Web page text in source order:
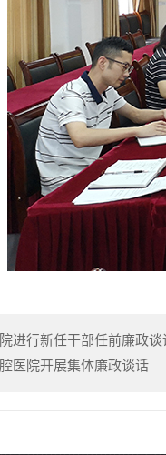
进行新任干部任前廉政谈
医院开展集体廉政谈话